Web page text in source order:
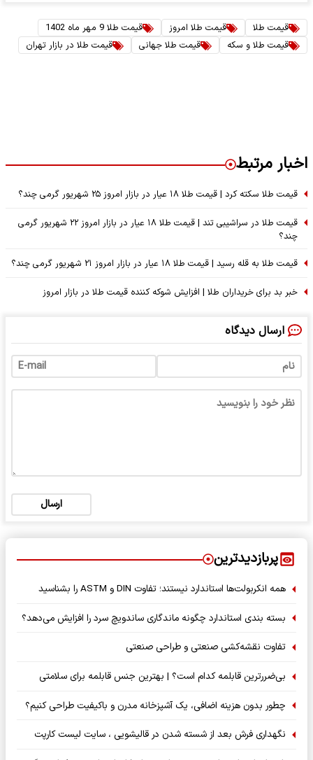
قیمت طلا قیمت طلا امروز
قیمت طلا 9 مهر ماه 1402
قیمت طلا و سکه
قیمت طلا جهانی قیمت طلا در بازار تهران
اخبار مرتبط
قیمت طلا سکته کرد | قیمت طلا ۱۸ عیار در بازار امروز ۲۵ شهریور گرمی چند؟
قیمت طلا در سراشیبی تند | قیمت طلا ۱۸ عیار در بازار امروز ۲۲ شهریور گرمی
چند؟
قیمت طلا به قله رسید | قیمت طلا ۱۸ عیار در بازار امروز ۲۱ شهریور گرمی چند؟
خبر بد برای خریداران طلا | افزایش شوکه کننده قیمت طلا در بازار امروز
ارسال دیدگاه
ارسال
پربازدیدترین
همه انکربولت‌ها استاندارد نیستند؛ تفاوت DIN و ASTM را بشناسید
بسته‌ بندی استاندارد چگونه ماندگاری ساندویچ سرد را افزایش می‌دهد؟
تفاوت نقشه‌کشی صنعتی و طراحی صنعتی
بی‌ضررترین قابلمه کدام است؟ | بهترین جنس قابلمه برای سلامتی
چطور بدون هزینه اضافی، یک آشپزخانه مدرن و باکیفیت طراحی کنیم؟
نگهداری فرش بعد از شسته شدن در قالیشویی ، سایت لیست کارپت